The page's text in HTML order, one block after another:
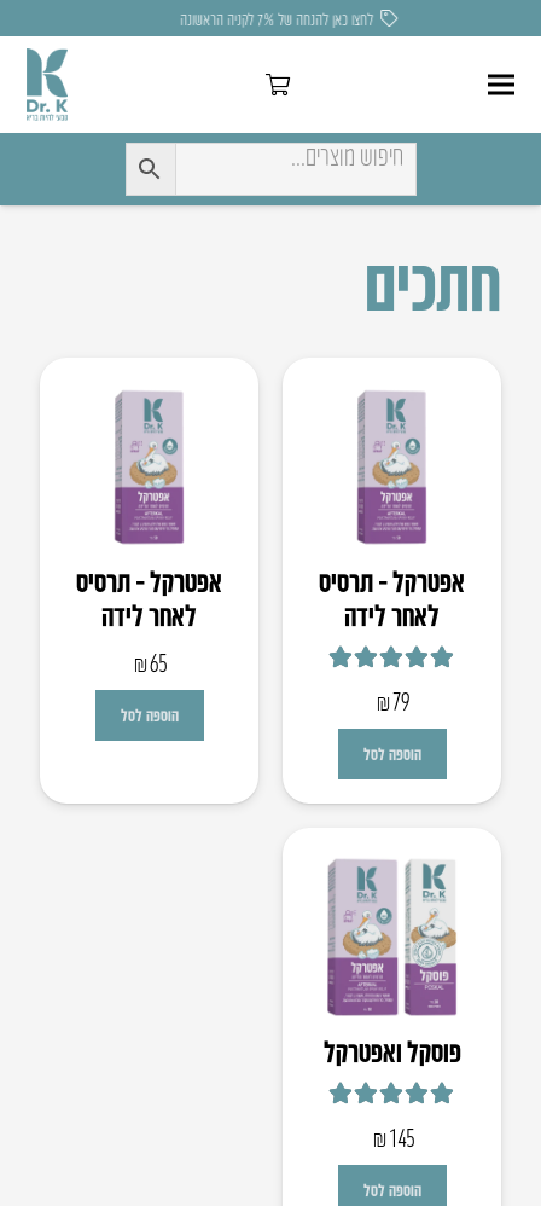
לחצו כאן להנחה של 7% לקניה הראשונה
חתכים
אפטרקל – תרסיס
לאחר לידה
₪79
הוספה לסל
אפטרקל – תרסיס
לאחר לידה
₪65
הוספה לסל
פוסקל ואפטרקל
₪145
הוספה לסל